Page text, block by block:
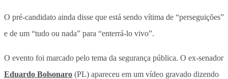
O pré-candidato ainda disse que está sendo vítima de “perseguições”
e de um “tudo ou nada” para “enterrá-lo vivo”.
O evento foi marcado pelo tema da segurança pública. O ex-senador
Eduardo Bolsonaro (PL) apareceu em um vídeo gravado dizendo